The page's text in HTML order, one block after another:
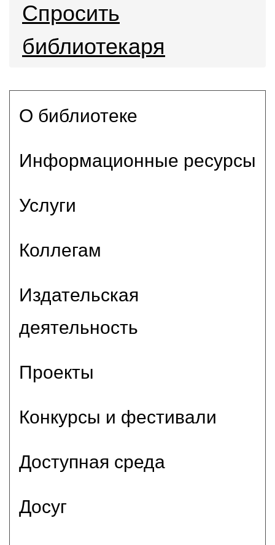
Спросить
библиотекаря
О библиотеке
Информационные ресурсы
Услуги
Коллегам
Издательская
деятельность
Проекты
Конкурсы и фестивали
Доступная среда
Досуг